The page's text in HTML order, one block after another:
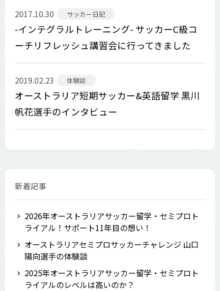
2017.10.30 サッカー日記
-インテグラルトレーニング- サッカーC級コ
ーチリフレッシュ講習会に行ってきました
2019.02.23 体験談
オーストラリア短期サッカー&英語留学 黒川
帆花選手のインタビュー
新着記事
2026年オーストラリアサッカー留学・セミプロト
ライアル！サポート11年目の想い！
オーストラリアセミプロサッカーチャレンジ 山口
陽向選手の体験談
2025年オーストラリアサッカー留学・セミプロト
ライアルのレベルは高いのか？